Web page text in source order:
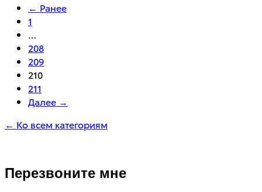
← Ранее
1
…
208
209
210
211
Далее →
← Ко всем категориям
Перезвоните мне